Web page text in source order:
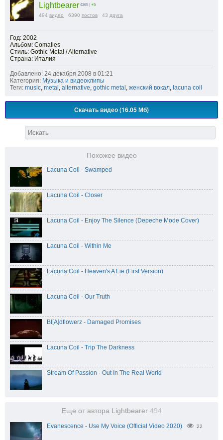
Lightbearer 4365 | +5
494 видео 6390 постов 43 друга
Год: 2002
Альбом: Comalies
Стиль: Gothic Metal / Alternative
Страна: Италия
Добавлено: 24 декабря 2008 в 01:21
Категория: Музыка и видеоклипы
Теги: music metal alternative gothic metal женский вокал lacuna coil
Скачать видео (16.05 Мб)
Похожее видео
Lacuna Coil - Swamped
Lacuna Coil - Сloser
Lacuna Coil - Enjoy The Silence (Depeche Mode Cover)
Lacuna Coil - Within Me
Lacuna Coil - Heaven's A Lie (First Version)
Lacuna Coil - Our Truth
Bl[A]dflowerz - Damaged Promises
Lacuna Coil - Trip The Darkness
Stream Of Passion - Out In The Real World
Еще от автора Lightbearer 494
Evanescence - Use My Voice (Official Video 2020) 22